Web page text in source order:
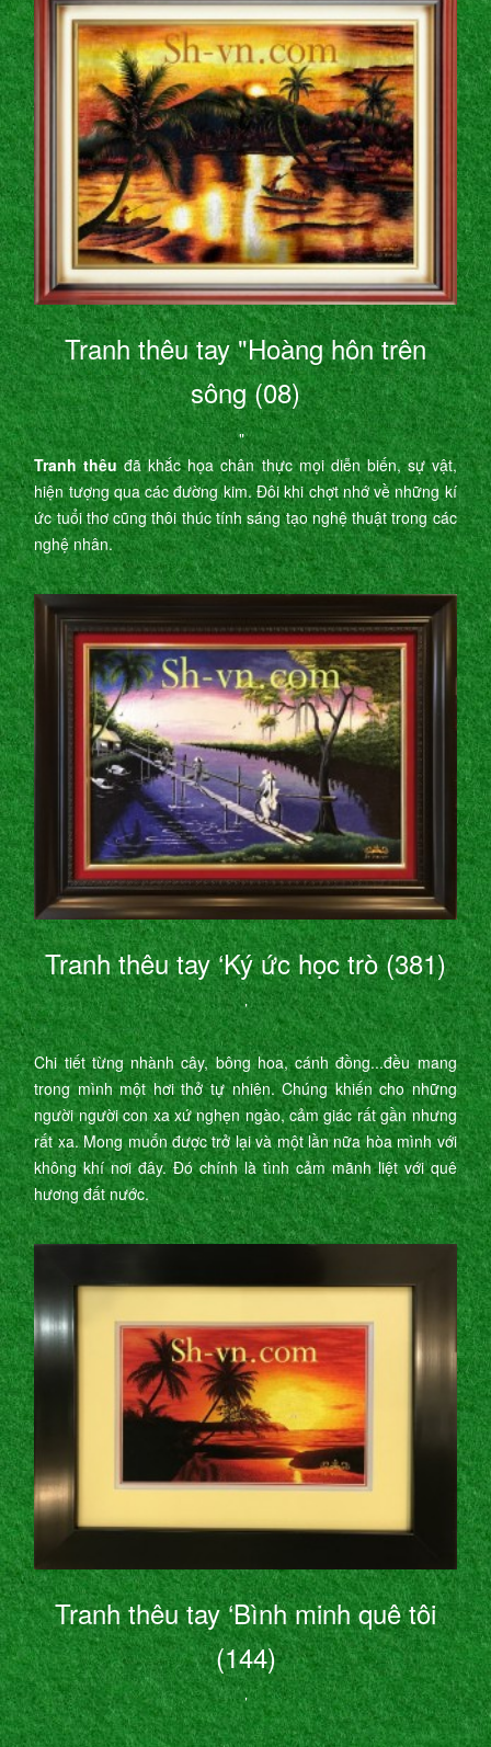
Tranh thêu tay "Hoàng hôn trên
sông (08)
"
Tranh thêuđã khắc họa chân thực mọi diễn biến, sự vật,
hiện tượng qua các đường kim. Đôi khi chợt nhớ về những kí
ức tuổi thơ cũng thôi thúc tính sáng tạo nghệ thuật trong các
nghệ nhân.
Tranh thêu tay ‘Ký ức học trò (381)
’
Chi tiết từng nhành cây, bông hoa, cánh đồng...đều mang
trong mình một hơi thở tự nhiên. Chúng khiến cho những
người người con xa xứ nghẹn ngào, cảm giác rất gần nhưng
rất xa. Mong muốn được trở lại và một lần nữa hòa mình với
không khí nơi đây. Đó chính là tình cảm mãnh liệt với quê
hương đất nước.
Tranh thêu tay ‘Bình minh quê tôi
(144)
’